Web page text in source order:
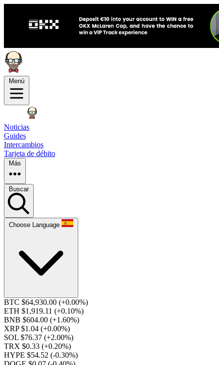
Menú
Noticias
Guides
Intercambios
Tarjeta de débito
Más
Buscar
Choose Language
BTC $64,930.00 (+0.00%)
ETH $1,919.11 (+0.10%)
BNB $604.00 (+1.60%)
XRP $1.04 (+0.00%)
SOL $76.37 (+2.00%)
TRX $0.33 (+0.20%)
HYPE $54.52 (-0.30%)